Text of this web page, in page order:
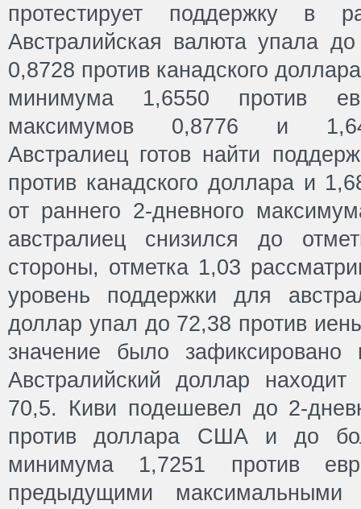
протестирует поддержку в
Австралийская валюта упала
0,8728 против канадского
минимума 1,6550 против
максимумов 0,8776 и
Австралиец готов найти
против канадского доллара и
от раннего 2-дневного
австралиец снизился до
стороны, отметка 1,03
уровень поддержки для
доллар упал до 72,38 против
значение было
Австралийский доллар
70,5. Киви подешевел до 2-
против доллара США и до
минимума 1,7251 против
предыдущими